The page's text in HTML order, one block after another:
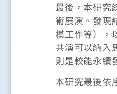
最後，本研究
術展演。發現
模工作等），
共演可以納入
則是較能永續
本研究最後依